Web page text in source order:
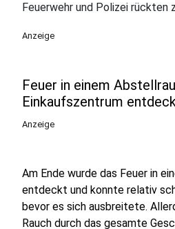
Feuerwehr und Polizei rückten
Anzeige
Feuer in einem
Einkaufszentrum
Anzeige
Am Ende wurde das Feuer in
entdeckt und konnte relativ
bevor es sich ausbreitete.
Rauch durch das gesamte